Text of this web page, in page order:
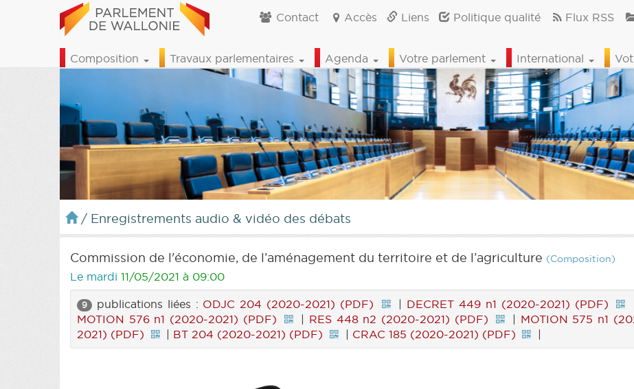
Contact Accès Liens Politique qualité Flux RSS
Composition Travaux parlementaires Agenda Votre parlement International
/ Enregistrements audio & vidéo des débats
Commission de l'économie, de l’aménagement du territoire et de l’agriculture (Composition)
Le mardi 11/05/2021 à 09:00
9 publications liées : ODJC 204 (2020-2021) (PDF) | DECRET 449 n1 (2020-2021) (PDF)
MOTION 576 n1 (2020-2021) (PDF)
| RES 448 n2 (2020-2021) (PDF) | MOTION 575 n1
2021) (PDF)
| BT 204 (2020-2021) (PDF) | CRAC 185 (2020-2021) (PDF) |